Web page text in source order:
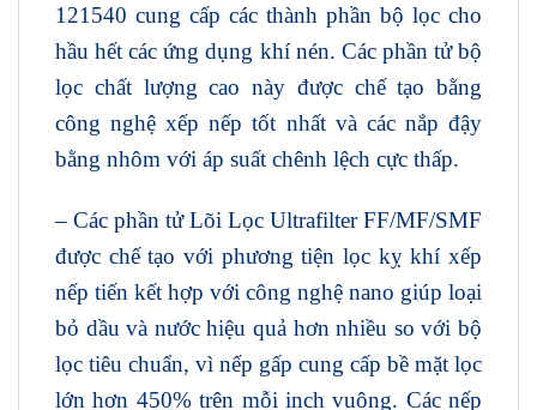
121540 cung cấp các thành phần bộ lọc cho
hầu hết các ứng dụng khí nén. Các phần tử bộ
lọc chất lượng cao này được chế tạo bằng
công nghệ xếp nếp tốt nhất và các nắp đậy
bằng nhôm với áp suất chênh lệch cực thấp.
– Các phần tử Lõi Lọc Ultrafilter FF/MF/SMF
được chế tạo với phương tiện lọc kỵ khí xếp
nếp tiến kết hợp với công nghệ nano giúp loại
bỏ dầu và nước hiệu quả hơn nhiều so với bộ
lọc tiêu chuẩn, vì nếp gấp cung cấp bề mặt lọc
lớn hơn 450% trên mỗi inch vuông. Các nếp